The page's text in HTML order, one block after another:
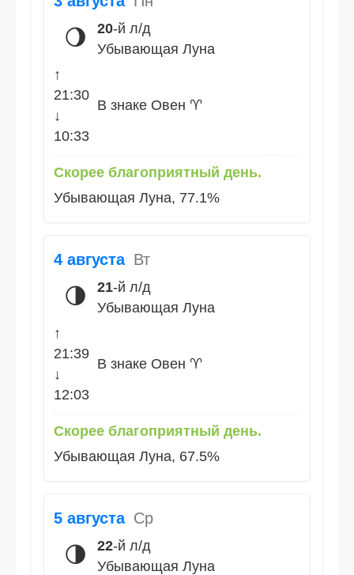
🌖 20-й л/д
Убывающая Луна
↑
21:30
↓
10:33
В знаке Овен ♈
Скорее благоприятный день.
Убывающая Луна, 77.1%
4 августа Вт
🌗 21-й л/д
Убывающая Луна
↑
21:39
↓
12:03
В знаке Овен ♈
Скорее благоприятный день.
Убывающая Луна, 67.5%
5 августа Ср
🌗 22-й л/д
Убывающая Луна